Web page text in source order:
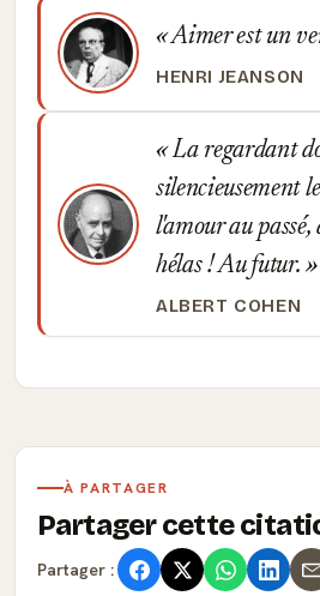
Aimer est un
HENRI JEANSON
La regardant
silencieusement
l'amour au passé,
hélas ! Au futur.
ALBERT COHEN
À PARTAGER
Partager cette
Partager :